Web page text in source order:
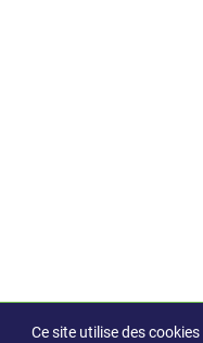
Ce site utilise des